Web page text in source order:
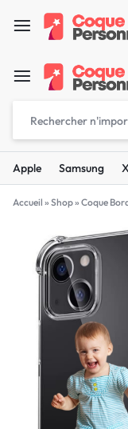
Apple Samsung
Accueil » Shop» Coque